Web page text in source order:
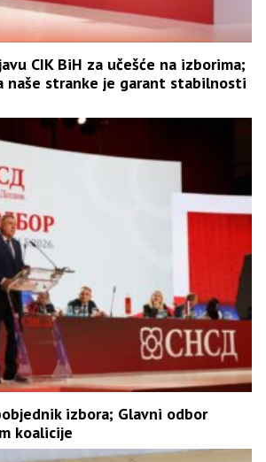
CIK BiH za učešće na izborima;
naše stranke je garant stabilnosti
izbora; Glavni odbor
koalicije